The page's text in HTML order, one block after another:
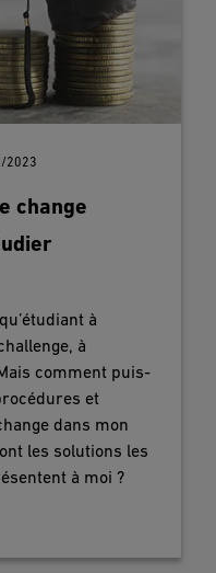
2023
change
à
à
comment puis-
et
dans mon
les solutions les
à moi ?